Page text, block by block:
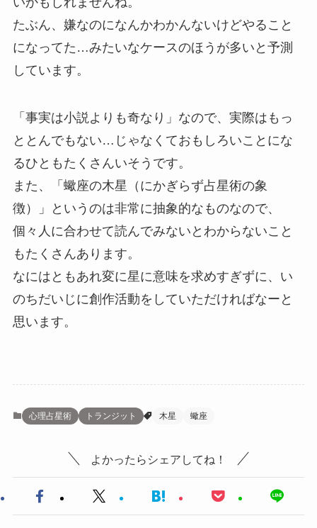
たぶん、嫌なのになんかわかんないけどやること
になってた…みたいなケースのほうが多いと予測
しています。
「事実は小説よりも奇なり」なので、実際はもっ
ととんでもない…じゃなくておもしろいことにな
るひともたくさんいそうです。
また、「蠍座の木星（にかぎらず占星術の象
徴）」というのは非常に抽象的なものなので、
個々人に合わせて読んでみないとわからないこと
もたくさんあります。
なにはともあれ変に星に意味を求めすぎずに、い
のちだいじに創作活動をしていただければなーと
思います。
心理占星術 トランジット 木星 蠍座
よかったらシェアしてね！